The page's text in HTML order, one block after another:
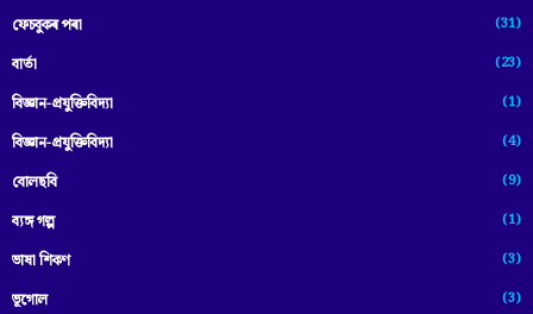
ফেচবুকৰ পৰা (31)
বাৰ্তা (23)
বিজ্ঞান-প্রযুক্তিবিদ্যা (1)
বিজ্ঞান-প্ৰযুক্তিবিদ্যা (4)
বোলছবি (9)
ব্যঙ্গ গল্প (1)
ভাষা শিকণ (3)
ভূগোল (3)